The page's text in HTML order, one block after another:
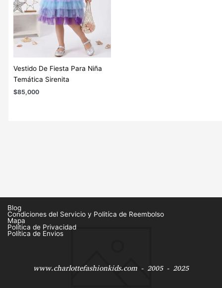
Vestido De Fiesta Para Niña
Temática Sirenita
$85,000
Blog
Condiciones del Servicio y Politíca de Reembolso
Mapa
Política de Privacidad
Política de Envios
www.charlottefashionkids.com - 2005 - 2025